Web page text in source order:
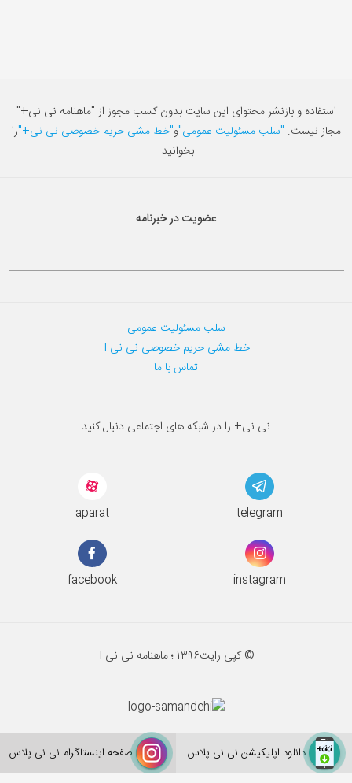
استفاده و بازنشر محتوای این سایت بدون کسب مجوز از "ماهنامه نی نی+"
مجاز نیست. "سلب مسئولیت عمومی"و"خط مشی حریم خصوصی نی نی+"را
بخوانید.
عضویت در خبرنامه
سلب مسئولیت عمومی
خط مشی حریم خصوصی نی نی+
تماس با ما
نی نی+ را در شبکه های اجتماعی دنبال کنید
aparat telegram
facebook instagram
© کپی رایت۱۳۹۶ ؛ ماهنامه نی نی+
دانلود اپلیکیشن نی نی پلاس صفحه اینستاگرام نی نی پلاس